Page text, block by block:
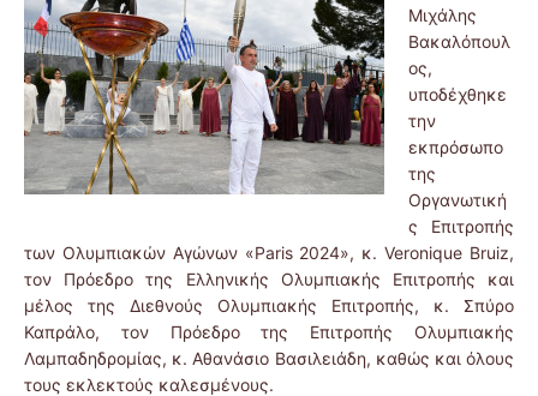
Μιχάλης
Βακαλόπουλ
ος,
υποδέχθηκε
την
εκπρόσωπο
της
Οργανωτική
ς Επιτροπής
των Ολυμπιακών Αγώνων «Paris 2024», κ. Veronique Bruiz,
τον Πρόεδρο της Ελληνικής Ολυμπιακής Επιτροπής και
μέλος της Διεθνούς Ολυμπιακής Επιτροπής, κ. Σπύρο
Καπράλο, τον Πρόεδρο της Επιτροπής Ολυμπιακής
Λαμπαδηδρομίας, κ. Αθανάσιο Βασιλειάδη, καθώς και όλους
τους εκλεκτούς καλεσμένους.